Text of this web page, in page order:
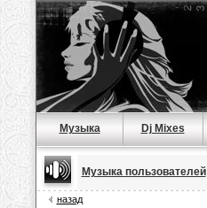
Музыка Dj Mixes
Музыка пользователей
назад